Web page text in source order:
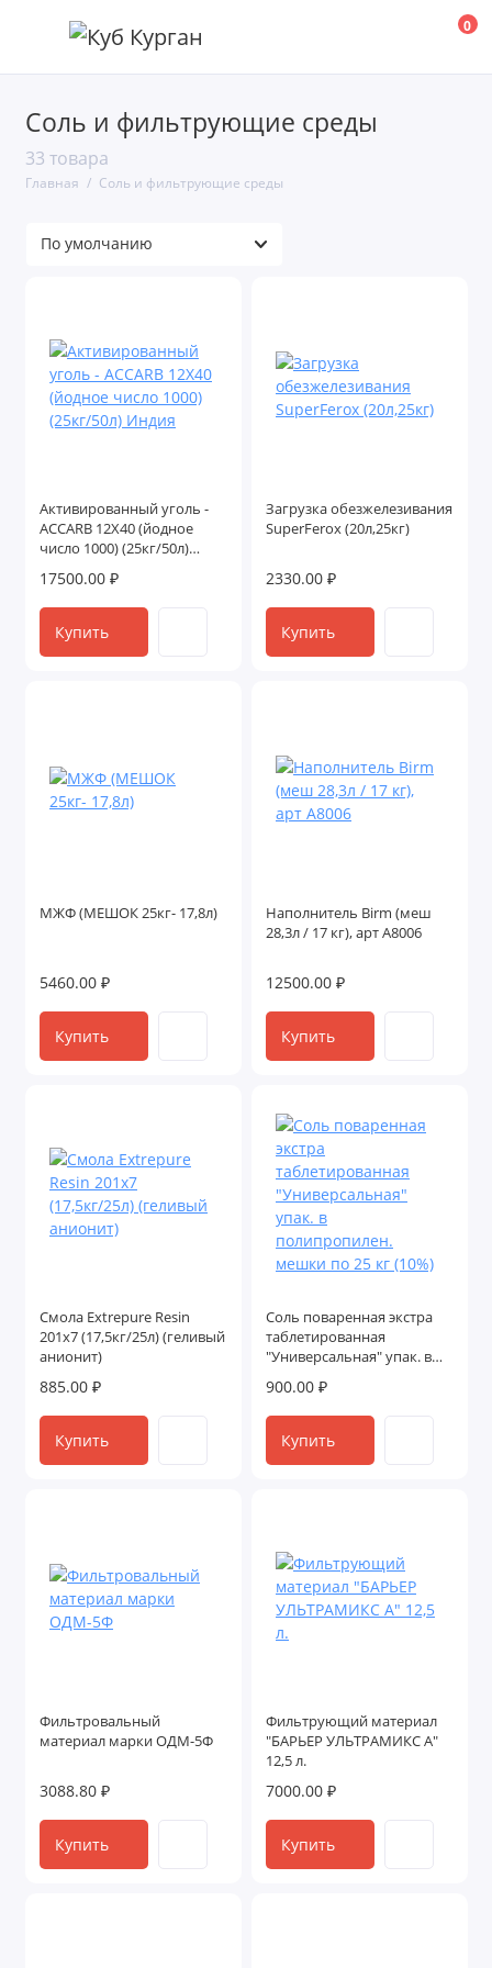
0
Соль и фильтрующие среды
33 товара
Главная Соль и фильтрующие среды
Активированный уголь -
ACCARB 12X40 (йодное
число 1000) (25кг/50л)
17500.00 ₽
Купить
Загрузка обезжелезивания
SuperFerox (20л,25кг)
2330.00 ₽
Купить
МЖФ (МЕШОК 25кг- 17,8л)
5460.00 ₽
Купить
Наполнитель Birm (меш
28,3л / 17 кг), арт A8006
12500.00 ₽
Купить
Смола Extrepure Resin
201х7 (17,5кг/25л) (геливый
анионит)
885.00 ₽
Купить
Соль поваренная экстра
таблетированная
"Универсальная" упак. в
25 кг (10%)
900.00 ₽
Купить
Фильтровальный
материал марки ОДМ-5Ф
3088.80 ₽
Купить
Фильтрующий материал
"БАРЬЕР УЛЬТРАМИКС А"
12,5 л.
7000.00 ₽
Купить